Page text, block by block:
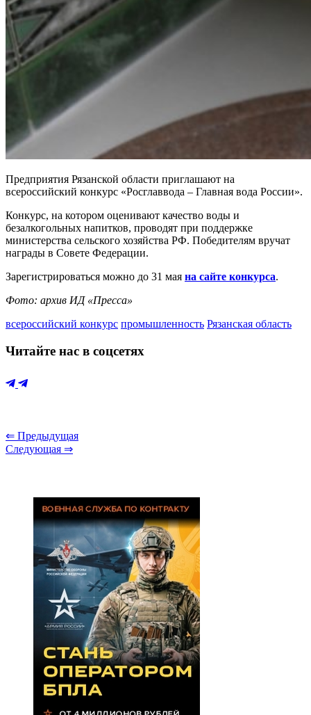
Предприятия Рязанской области приглашают на
всероссийский конкурс «Росглаввода – Главная вода России».
Конкурс, на котором оценивают качество воды и
безалкогольных напитков, проводят при поддержке
министерства сельского хозяйства РФ. Победителям вручат
награды в Совете Федерации.
Зарегистрироваться можно до 31 мая на сайте конкурса.
Фото: архив ИД «Пресса»
всероссийский конкурс промышленность Рязанская область
Читайте нас в соцсетях
⇐ Предыдущая
Следующая ⇒